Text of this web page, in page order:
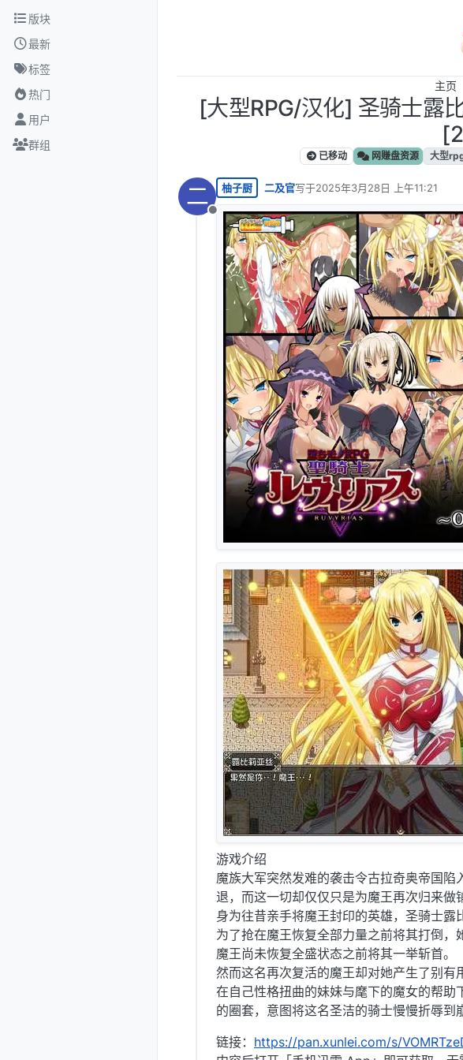
跳转至内容
版块
最新
标签
热门
用户
群组
主页
[大型RPG/汉化] 圣骑士露
已移动 网赚盘资源 大型
二
离线
柚子厨 二及官写于2025年3月28日 上午11:21
最后由 编辑
游戏介绍
魔族大军突然发难的袭击令古拉奇奥帝国
退，而这一切却仅仅只是为魔王再次归来做
身为往昔亲手将魔王封印的英雄，圣骑士露
为了抢在魔王恢复全部力量之前将其打倒
魔王尚未恢复全盛状态之前将其一举斩首。
然而这名再次复活的魔王却对她产生了别有
在自己性格扭曲的妹妹与麾下的魔女的帮
的圈套，意图将这名圣洁的骑士慢慢折辱
链接： https://pan.xunlei.com/s/